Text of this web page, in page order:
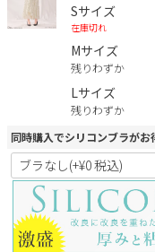
Sサイズ
在庫切れ
Mサイズ
残りわずか
Lサイズ
残りわずか
同時購入でシリコンブラが